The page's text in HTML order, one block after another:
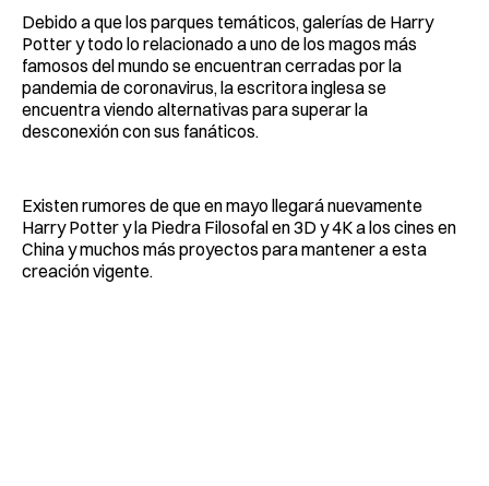
Debido a que los parques temáticos, galerías de Harry
Potter y todo lo relacionado a uno de los magos más
famosos del mundo se encuentran cerradas por la
pandemia de coronavirus, la escritora inglesa se
encuentra viendo alternativas para superar la
desconexión con sus fanáticos.
Existen rumores de que en mayo llegará nuevamente
Harry Potter y la Piedra Filosofal en 3D y 4K a los cines en
China y muchos más proyectos para mantener a esta
creación vigente.